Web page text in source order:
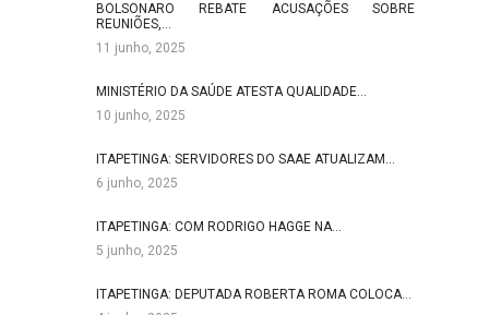
BOLSONARO REBATE ACUSAÇÕES SOBRE
REUNIÕES,…
11 junho, 2025
MINISTÉRIO DA SAÚDE ATESTA QUALIDADE…
10 junho, 2025
ITAPETINGA: SERVIDORES DO SAAE ATUALIZAM…
6 junho, 2025
ITAPETINGA: COM RODRIGO HAGGE NA…
5 junho, 2025
ITAPETINGA: DEPUTADA ROBERTA ROMA COLOCA…